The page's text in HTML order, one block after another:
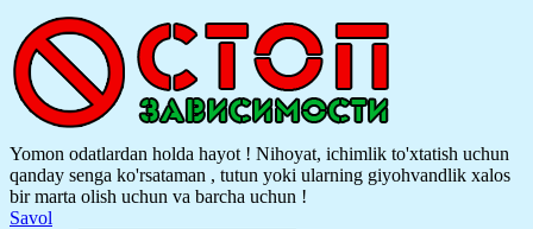
Yomon odatlardan holda hayot ! Nihoyat, ichimlik to'xtatish uchun
qanday senga ko'rsataman , tutun yoki ularning giyohvandlik xalos
bir marta olish uchun va barcha uchun !
Savol